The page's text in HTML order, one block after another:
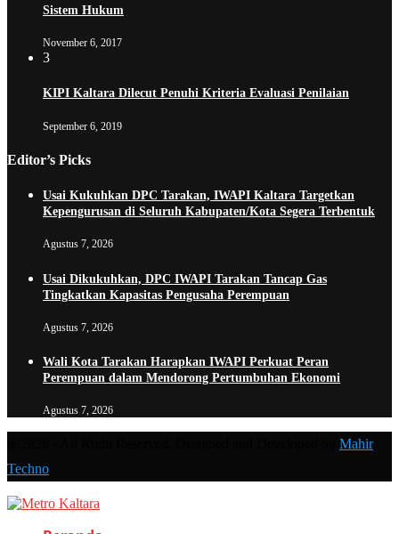
Sistem Hukum
November 6, 2017
3
KIPI Kaltara Dilecut Penuhi Kriteria Evaluasi Penilaian
September 6, 2019
Editor’s Picks
Usai Kukuhkan DPC Tarakan, IWAPI Kaltara Targetkan
Kepengurusan di Seluruh Kabupaten/Kota Segera Terbentuk
Agustus 7, 2026
Usai Dikukuhkan, DPC IWAPI Tarakan Tancap Gas
Tingkatkan Kapasitas Pengusaha Perempuan
Agustus 7, 2026
Wali Kota Tarakan Harapkan IWAPI Perkuat Peran
Perempuan dalam Mendorong Pertumbuhan Ekonomi
Agustus 7, 2026
Mahir
Techno